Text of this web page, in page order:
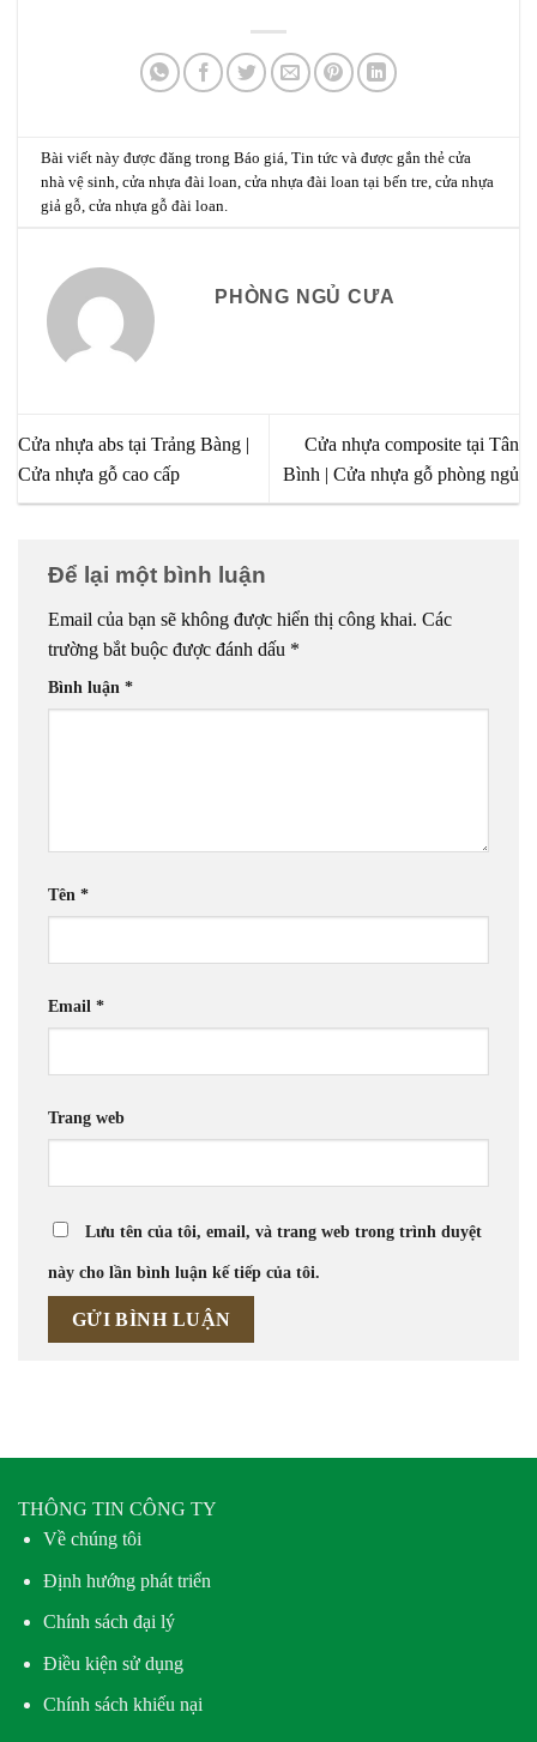
Bài viết này được đăng trongBáo giá ,Tin tức và được gắn thẻcửa
nhà vệ sinh ,cửa nhựa đài loan ,cửa nhựa đài loan tại bến tre ,cửa nhựa
giả gỗ ,cửa nhựa gỗ đài loan
PHÒNG NGỦ CƯA
Cửa nhựa abs tại Trảng Bàng |
Cửa nhựa gỗ cao cấp
Cửa nhựa composite tại Tân
Bình | Cửa nhựa gỗ phòng ngủ
Để lại một bình luận
Email của bạn sẽ không được hiển thị công khai. Các
trường bắt buộc được đánh dấu *
Bình luận *
Tên *
Email *
Trang web
Lưu tên của tôi, email, và trang web trong trình duyệt
này cho lần bình luận kế tiếp của tôi.
THÔNG TIN CÔNG TY
Về chúng tôi
Định hướng phát triển
Chính sách đại lý
Điều kiện sử dụng
Chính sách khiếu nại